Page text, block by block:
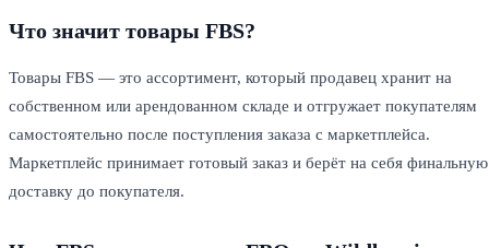
Что значит товары FBS?
Товары FBS — это ассортимент, который продавец хранит на
собственном или арендованном складе и отгружает покупателям
самостоятельно после поступления заказа с маркетплейса.
Маркетплейс принимает готовый заказ и берёт на себя финальную
доставку до покупателя.